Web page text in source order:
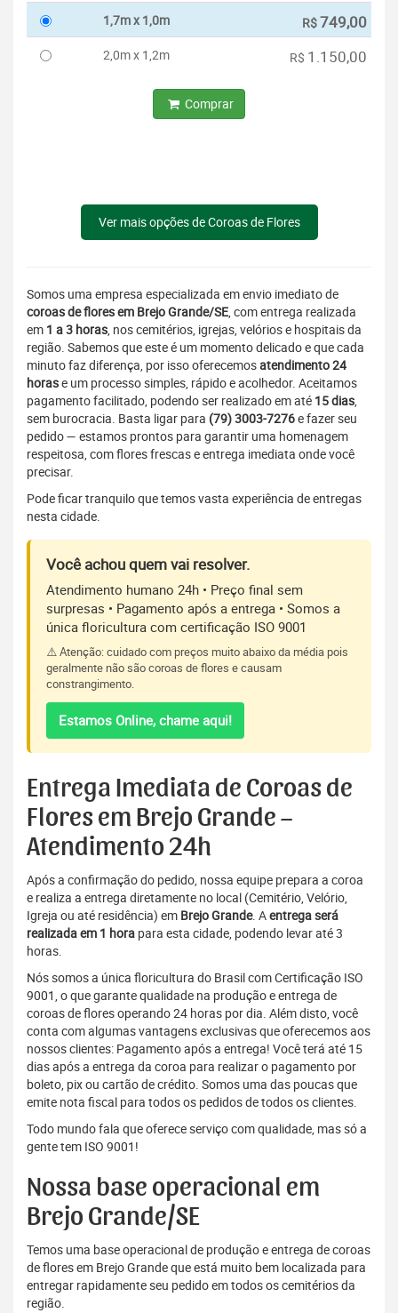
1,7m x 1,0m R$749,00
2,0m x 1,2m R$ 1.150,00
Comprar
Ver mais opções de Coroas de Flores
Somos uma empresa especializada em envio imediato de
coroas de flores em Brejo Grande/SE, com entrega realizada
em 1 a 3 horas, nos cemitérios, igrejas, velórios e hospitais da
região. Sabemos que este é um momento delicado e que cada
minuto faz diferença, por isso oferecemosatendimento 24
horase um processo simples, rápido e acolhedor. Aceitamos
pagamento facilitado, podendo ser realizado em até 15 dias,
sem burocracia. Basta ligar para (79) 3003-7276e fazer seu
pedido — estamos prontos para garantir uma homenagem
respeitosa, com flores frescas e entrega imediata onde você
precisar.
Pode ficar tranquilo que temos vasta experiência de entregas
nesta cidade.
Você achou quem vai resolver.
Atendimento humano 24h • Preço final sem
surpresas • Pagamento após a entrega • Somos a
única floricultura com certificação ISO 9001
⚠️ Atenção: cuidado com preços muito abaixo da média pois
geralmente não são coroas de flores e causam
constrangimento.
Estamos Online, chame aqui!
Entrega Imediata de Coroas de
Flores em Brejo Grande –
Atendimento 24h
Após a confirmação do pedido, nossa equipe prepara a coroa
e realiza a entrega diretamente no local (Cemitério, Velório,
Igreja ou até residência) em Brejo Grande. Aentrega será
realizada em 1 hora para esta cidade, podendo levar até 3
horas.
Nós somos a única floricultura do Brasil com Certificação ISO
9001, o que garante qualidade na produção e entrega de
coroas de flores operando 24 horas por dia. Além disto, você
conta com algumas vantagens exclusivas que oferecemos aos
nossos clientes: Pagamento após a entrega! Você terá até 15
dias após a entrega da coroa para realizar o pagamento por
boleto, pix ou cartão de crédito. Somos uma das poucas que
emite nota fiscal para todos os pedidos de todos os clientes.
Todo mundo fala que oferece serviço com qualidade, mas só a
gente tem ISO 9001!
Nossa base operacional em
Brejo Grande/SE
Temos uma base operacional de produção e entrega de coroas
de flores em Brejo Grande que está muito bem localizada para
entregar rapidamente seu pedido em todos os cemitérios da
região.